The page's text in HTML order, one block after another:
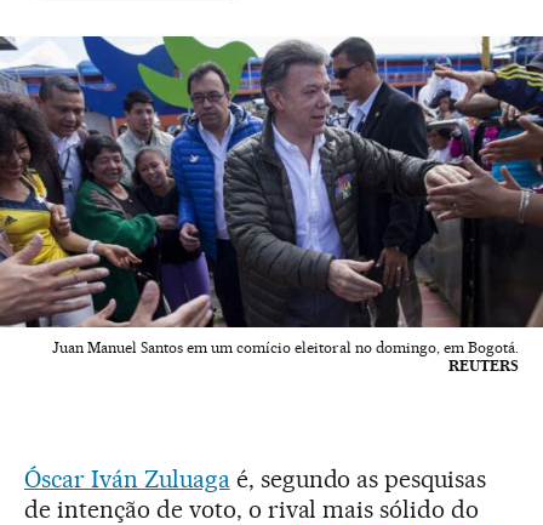
Juan Manuel Santos em um comício eleitoral no domingo, em Bogotá.
REUTERS
Óscar Iván Zuluagaé, segundo as pesquisas
de intenção de voto, o rival mais sólido do